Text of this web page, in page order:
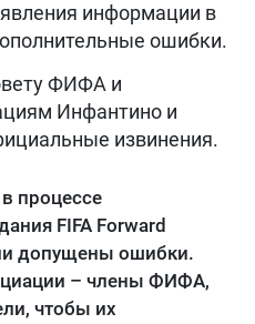
информации в
ошибки.
ФИФА и
Инфантино и
извинения.
процессе
FIFA Forward
допущены ошибки.
– члены ФИФА,
чтобы их